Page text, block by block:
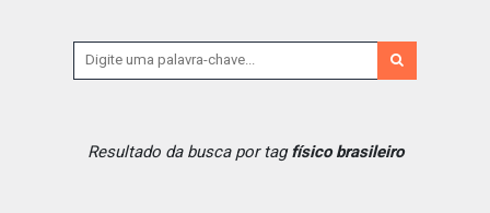
Resultado da busca por tagfísico brasileiro